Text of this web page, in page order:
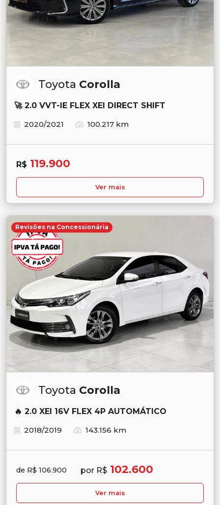
Toyota Corolla
🚀 2.0 VVT-IE FLEX XEI DIRECT SHIFT
2020/2021
100.217 km
R$ 119.900
Ver mais
Revisões na Concessionária
Toyota Corolla
🔥 2.0 XEI 16V FLEX 4P AUTOMÁTICO
2018/2019
143.156 km
de R$ 106.900 por R$ 102.600
Ver mais